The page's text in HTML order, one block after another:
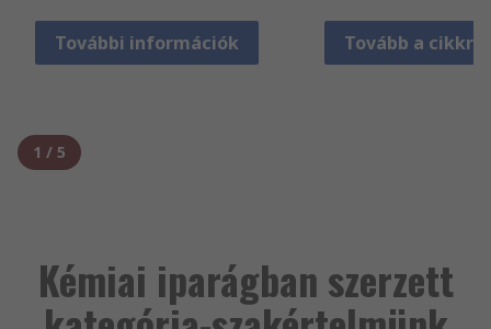
További információk Tovább a cikkre
1 / 5
Kémiai iparágban szerzett